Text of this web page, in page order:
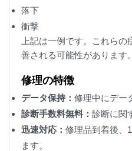
落下
衝撃
上記は一例です。これら
善される可能性があります。
修理の特徴
データ保持： 修理中にデー
診断手数料無料： 診断に関
迅速対応： 修理品到着後、
ます。